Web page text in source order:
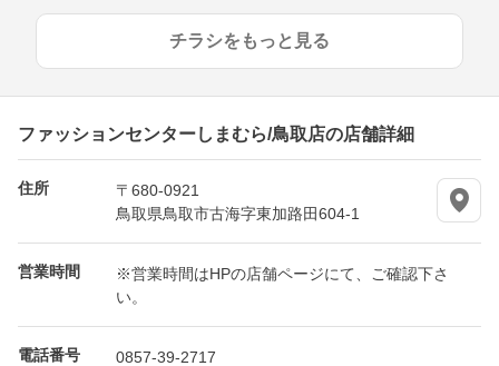
チラシをもっと見る
ファッションセンターしまむら/鳥取店の店舗詳細
住所
〒680-0921
鳥取県鳥取市古海字東加路田604-1
営業時間
※営業時間はHPの店舗ページにて、ご確認下さ
い。
電話番号 0857-39-2717